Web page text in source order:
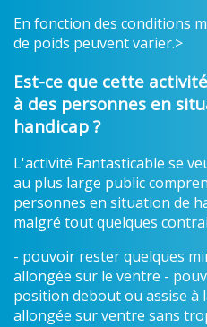
En fonction des conditions
de poids peuvent varier.>
Est-ce que cette
à des personnes en
handicap ?
L'activité Fantasticable se
au plus large public
personnes en situation de
malgré tout quelques
- pouvoir rester quelques
allongée sur le ventre -
position debout ou assise à
allongée sur ventre sans